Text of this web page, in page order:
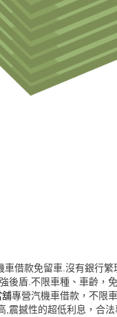
借款免留車.沒有銀行
後盾.不限車種、車齡，
舖專營汽機車借款，不限
震撼性的超低利息，合